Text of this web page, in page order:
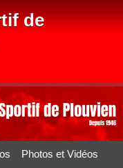
de
Photos et Vidéos